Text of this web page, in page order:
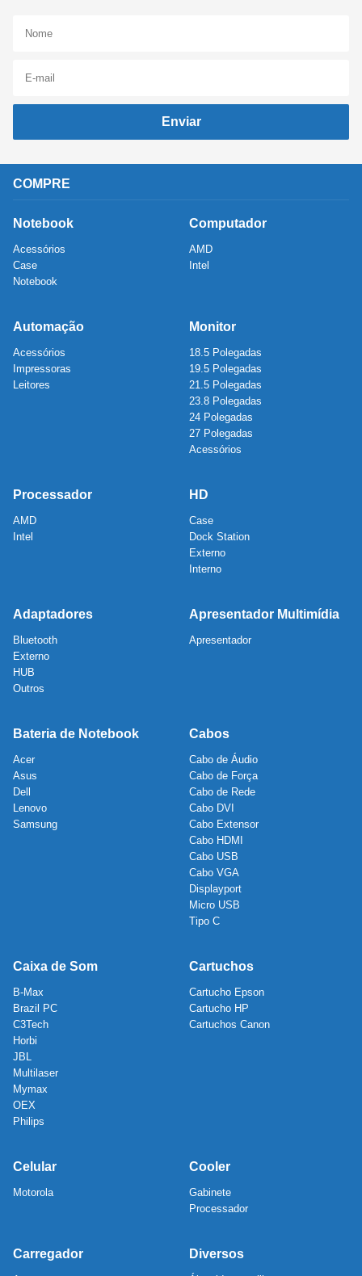
Enviar
COMPRE
Notebook
Acessórios
Case
Notebook
Computador
AMD
Intel
Automação
Acessórios
Impressoras
Leitores
Monitor
18.5 Polegadas
19.5 Polegadas
21.5 Polegadas
23.8 Polegadas
24 Polegadas
27 Polegadas
Acessórios
Processador
AMD
Intel
HD
Case
Dock Station
Externo
Interno
Adaptadores
Bluetooth
Externo
HUB
Outros
Apresentador Multimídia
Apresentador
Bateria de Notebook
Acer
Asus
Dell
Lenovo
Samsung
Cabos
Cabo de Áudio
Cabo de Força
Cabo de Rede
Cabo DVI
Cabo Extensor
Cabo HDMI
Cabo USB
Cabo VGA
Displayport
Micro USB
Tipo C
Caixa de Som
B-Max
Brazil PC
C3Tech
Horbi
JBL
Multilaser
Mymax
OEX
Philips
Cartuchos
Cartucho Epson
Cartucho HP
Cartuchos Canon
Celular
Motorola
Cooler
Gabinete
Processador
Carregador Diversos